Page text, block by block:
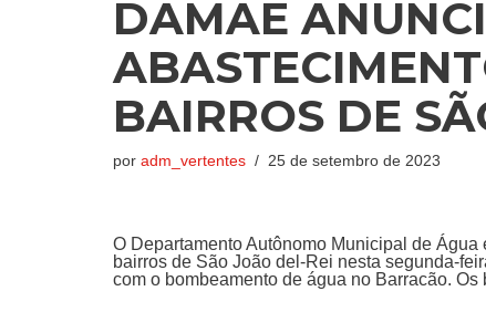
DAMAE
BAIRROS DE
por adm_vertentes 25 de setembro de 2023
O Departamento Autônomo Municipal de
bairros de São João del-Rei nesta segunda-
com o bombeamento de água no Barracão. Os